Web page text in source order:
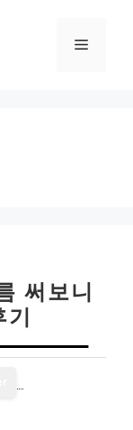
메
써보니